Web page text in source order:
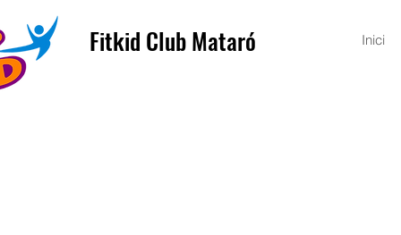
Inici
Fitkid Club Mataró